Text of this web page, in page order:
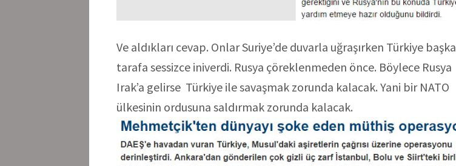
Ve aldıkları cevap. Onlar Suriye’de duvarla uğraşırken Türkiye başka
tarafa sessizce iniverdi. Rusya çöreklenmeden önce. Böylece Rusya
Irak’a gelirse Türkiye ile savaşmak zorunda kalacak. Yani bir NATO
ülkesinin ordusuna saldırmak zorunda kalacak.